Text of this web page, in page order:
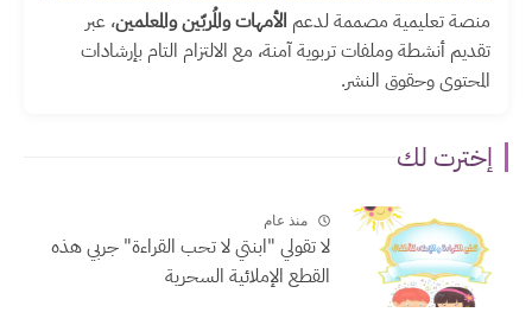
منصة تعليمية مصممة لدعم الأمهات والمُربّين والمعلمين، عبر
تقديم أنشطة وملفات تربوية آمنة، مع الالتزام التام بإرشادات
المحتوى وحقوق النشر.
إخترت لك
منذ عام
لا تقولي "ابنتي لا تحب القراءة" جربي هذه
القطع الإملائية السحرية